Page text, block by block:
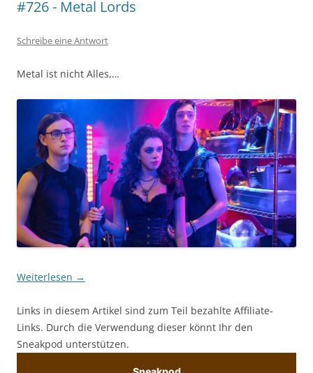
#726 - Metal Lords
Schreibe eine Antwort
Metal ist nicht Alles,…
Weiterlesen →
Links in diesem Artikel sind zum Teil bezahlte Affiliate-
Links. Durch die Verwendung dieser könnt Ihr den
Sneakpod unterstützen.